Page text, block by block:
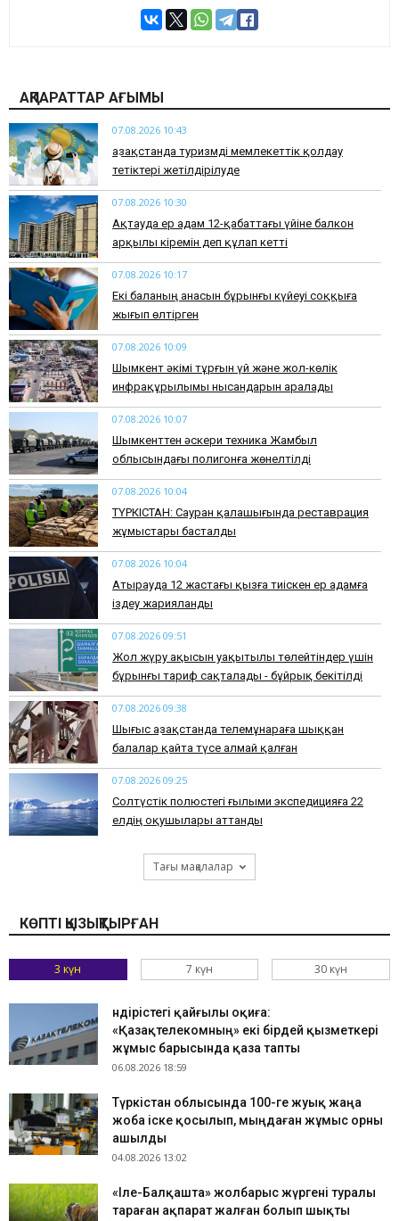
АҚПАРАТТАР АҒЫМЫ
07.08.2026 10:43
Қазақстанда туризмді мемлекеттік қолдау
тетіктері жетілдірілуде
07.08.2026 10:30
Ақтауда ер адам 12-қабаттағы үйіне балкон
арқылы кіремін деп құлап кетті
07.08.2026 10:17
Екі баланың анасын бұрынғы күйеуі соққыға
жығып өлтірген
07.08.2026 10:09
Шымкент әкімі тұрғын үй және жол-көлік
инфрақұрылымы нысандарын аралады
07.08.2026 10:07
​Шымкенттен әскери техника Жамбыл
облысындағы полигонға жөнелтілді
07.08.2026 10:04
ТҮРКІСТАН: Сауран қалашығында реставрация
жұмыстары басталды
07.08.2026 10:04
Атырауда 12 жастағы қызға тиіскен ер адамға
іздеу жарияланды
07.08.2026 09:51
Жол жүру ақысын уақытылы төлейтіндер үшін
бұрынғы тариф сақталады - бұйрық бекітілді
07.08.2026 09:38
Шығыс Қазақстанда телемұнараға шыққан
балалар қайта түсе алмай қалған
07.08.2026 09:25
Солтүстік полюстегі ғылыми экспедицияға 22
елдің оқушылары аттанды
Тағы мақалалар
КӨПТІ ҚЫЗЫҚТЫРҒАН
3 күн 7 күн 30 күн
Өндірістегі қайғылы оқиға:
«Қазақтелекомның» екі бірдей қызметкері
жұмыс барысында қаза тапты
06.08.2026 18:59
Түркістан облысында 100-ге жуық жаңа
жоба іске қосылып, мыңдаған жұмыс орны
ашылды
04.08.2026 13:02
«Іле-Балқашта» жолбарыс жүргені туралы
тараған ақпарат жалған болып шықты